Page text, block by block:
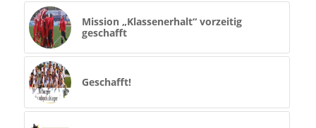
Mission „Klassenerhalt“ vorzeitig
geschafft
Geschafft!